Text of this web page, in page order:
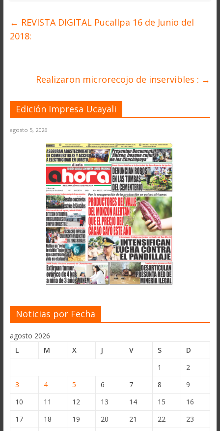
← REVISTA DIGITAL Pucallpa 16 de Junio del
2018:
Realizaron microrecojo de inservibles : →
Edición Impresa Ucayali
agosto 5, 2026
Noticias por Fecha
agosto 2026
L
M X J V S
D
1
2
3
4 5 6 7 8
9
10
11 12 13 14 15
16
17
18 19 20 21 22
23